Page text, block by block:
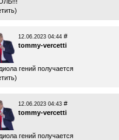
)
12.06.2023 04:44 #
tommy-vercetti
гений получается
)
12.06.2023 04:43 #
tommy-vercetti
гений получается